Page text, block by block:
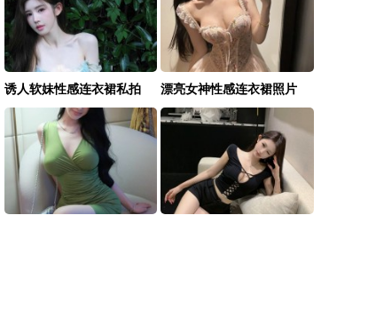
诱人软妹性感连衣裙私拍 漂亮女神性感连衣裙照片